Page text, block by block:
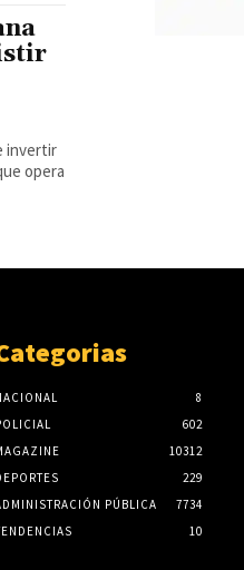
invertir
opera
8
602
10312
229
PÚBLICA
7734
10